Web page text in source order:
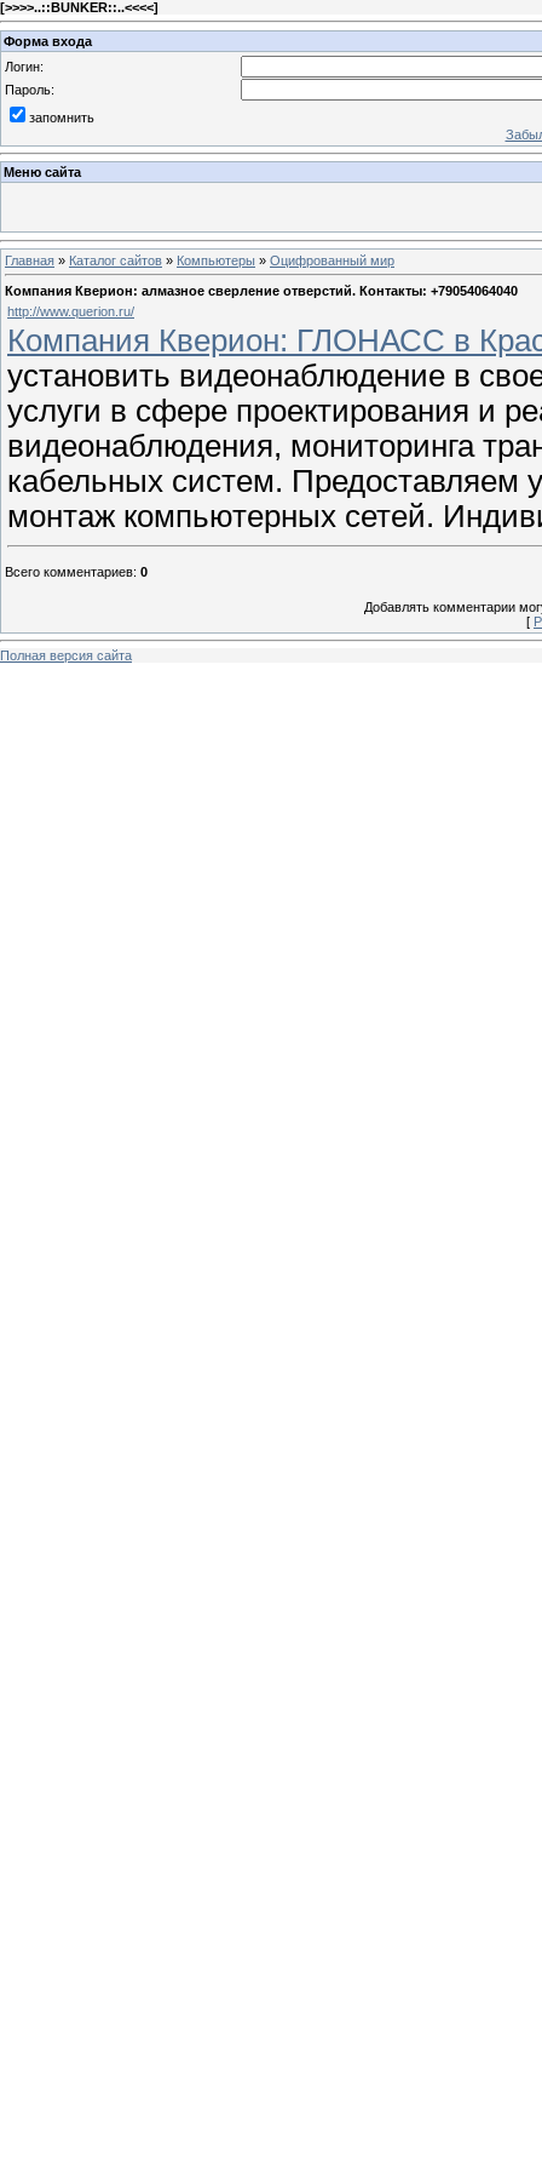
[>>>>..::BUNKER::..<<<<]
Форма входа
Логин:
Пароль:
запомнить
Меню сайта
Главная » Каталог сайтов » Компьютеры » Оцифрованный мир
Компания Кверион: алмазное сверление отверстий. Контакты: +79054064040
http://www.querion.ru/
Компания Кверион: ГЛОНАСС в
установить видеонаблюдение в
услуги в сфере проектирования и
видеонаблюдения, мониторинга
кабельных систем. Предоставляем
монтаж компьютерных сетей.
Всего комментариев: 0
Добавлять комментарии
[
Полная версия сайта